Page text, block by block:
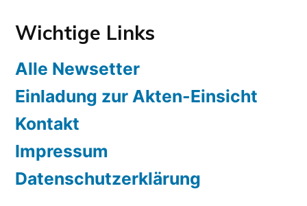
Wichtige Links
Alle Newsetter
Einladung zur Akten-Einsicht
Kontakt
Impressum
Datenschutzerklärung